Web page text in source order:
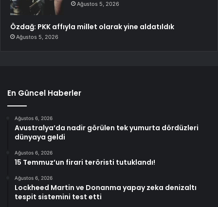
Ağustos 5, 2026
Özdağ: PKK affıyla millet olarak yine aldatıldık
Ağustos 5, 2026
En Güncel Haberler
Ağustos 6, 2026
Avustralya’da nadir görülen tek yumurta dördüzleri
dünyaya geldi
Ağustos 6, 2026
15 Temmuz’un firari teröristi tutuklandı!
Ağustos 6, 2026
Lockheed Martin ve Donanma yapay zeka denizaltı
tespit sistemini test etti